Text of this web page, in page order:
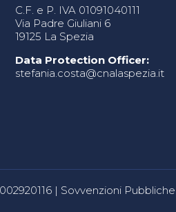
C.F. e P. IVA 01091040111
Via Padre Giuliani 6
19125 La Spezia
Data Protection Officer:
stefania.costa@cnalaspezia.it
| Sovvenzioni